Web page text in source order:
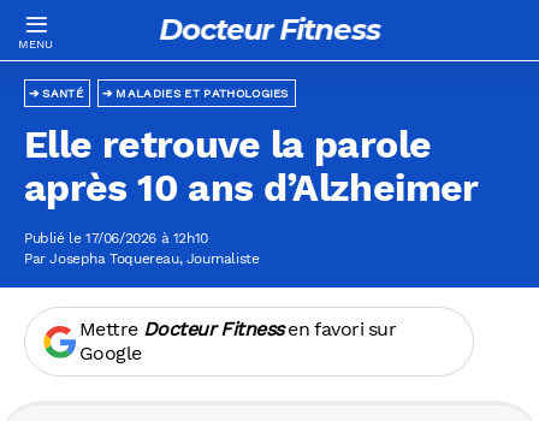
Docteur Fitness
MALADIES ET PATHOLOGIES
SANTÉ
Elle retrouve la parole
après 10 ans d’Alzheimer
Publié le 17/06/2026 à 12h10
ParJosepha Toquereau, Journaliste
Mettre Docteur Fitnessen favori sur
Google